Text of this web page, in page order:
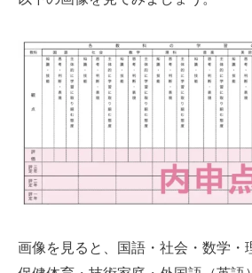
画像を見ると、国語・社会・数学・